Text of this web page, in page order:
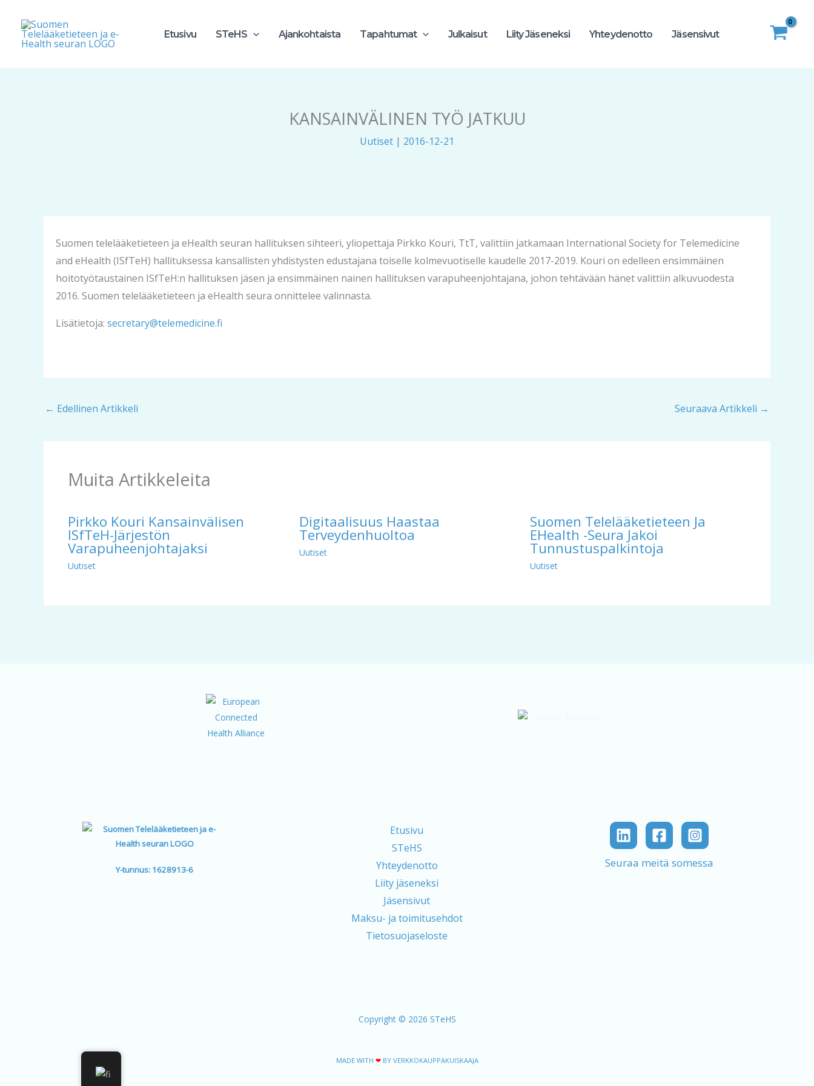
sisältöön
Etusivu STeHS Ajankohtaista Tapahtumat Julkaisut Liity Jäseneksi Yhteydenotto Jäsensivut
KANSAINVÄLINEN TYÖ JATKUU
Uutiset | 2016-12-21
Suomen telelääketieteen ja eHealth seuran hallituksen sihteeri, yliopettaja Pirkko Kouri, TtT, valittiin jatkamaan International Society for Telemedicine
and eHealth (ISfTeH) hallituksessa kansallisten yhdistysten edustajana toiselle kolmevuotiselle kaudelle 2017-2019. Kouri on edelleen ensimmäinen
hoitotyötaustainen ISfTeH:n hallituksen jäsen ja ensimmäinen nainen hallituksen varapuheenjohtajana, johon tehtävään hänet valittiin alkuvuodesta
2016. Suomen telelääketieteen ja eHealth seura onnittelee valinnasta.
Lisätietoja: secretary@telemedicine.fi
← Edellinen Artikkeli Seuraava Artikkeli →
Muita Artikkeleita
Pirkko Kouri Kansainvälisen
ISfTeH-Järjestön
Varapuheenjohtajaksi
Uutiset
Digitaalisuus Haastaa
Terveydenhuoltoa
Uutiset
Suomen Telelääketieteen Ja
EHealth -seura Jakoi
Tunnustuspalkintoja
Uutiset
Y-tunnus: 1628913-6
Etusivu
STeHS
Yhteydenotto
Liity jäseneksi
Jäsensivut
Maksu- ja toimitusehdot
Tietosuojaseloste
Seuraa meitä somessa
Copyright © 2026 STeHS
MADE WITH ❤BY VERKKOKAUPPAKUISKAAJA